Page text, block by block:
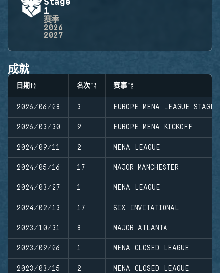
Stage
1
赛季
2026-
2027
成就
日期 名次 赛事
2026/06/08 3 EUROPE MENA LEAGUE STAGE
2026/03/30 9 EUROPE MENA KICKOFF
2024/09/11 2 MENA LEAGUE
2024/05/16 17 MAJOR MANCHESTER
2024/03/27 1 MENA LEAGUE
2024/02/13 17 SIX INVITATIONAL
2023/10/31 8 MAJOR ATLANTA
2023/09/06 1 MENA CLOSED LEAGUE
2023/03/15 2 MENA CLOSED LEAGUE